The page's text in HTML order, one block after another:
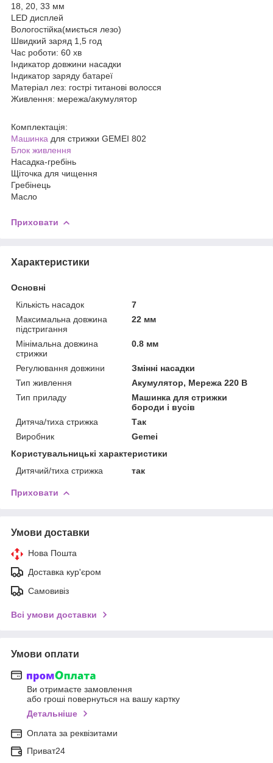
18, 20, 33 мм
LED дисплей
Вологостійка(миється лезо)
Швидкий заряд 1,5 год
Час роботи: 60 хв
Індикатор довжини насадки
Індикатор заряду батареї
Матеріал лез: гострі титанові волосся
Живлення: мережа/акумулятор
Комплектація:
Машинка для стрижки GEMEI 802
Блок живлення
Насадка-гребінь
Щіточка для чищення
Гребінець
Масло
Приховати
Характеристики
Основні
Кількість насадок
7
Максимальна довжина
підстригання
22 мм
Мінімальна довжина
стрижки
0.8 мм
Регулювання довжини
Змінні насадки
Тип живлення
Акумулятор, Мережа 220 В
Тип приладу
Машинка для стрижки
бороди і вусів
Дитяча/тиха стрижка
Так
Виробник
Gemei
Користувальницькі характеристики
Дитячий/тиха стрижка
так
Приховати
Умови доставки
Нова Пошта
Доставка кур'єром
Самовивіз
Всі умови доставки
Умови оплати
Ви отримаєте замовлення
або гроші повернуться на вашу картку
Детальніше
Оплата за реквізитами
Приват24